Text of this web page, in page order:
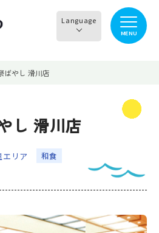
Language
简体中文
MENU
食べる
買う・お土産
ばやし 滑川店
し 滑川店
エリア 和食